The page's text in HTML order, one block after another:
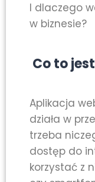
I dlaczego
w biznesie?
Co to
Aplikacja
działa w
trzeba
dostęp do
korzystać z